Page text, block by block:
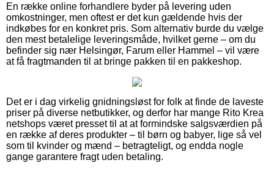
En række online forhandlere byder på levering uden
omkostninger, men oftest er det kun gældende hvis der
indkøbes for en konkret pris. Som alternativ burde du vælge
den mest betalelige leveringsmåde, hvilket gerne – om du
befinder sig nær Helsingør, Farum eller Hammel – vil være
at få fragtmanden til at bringe pakken til en pakkeshop.
Det er i dag virkelig gnidningsløst for folk at finde de laveste
priser på diverse netbutikker, og derfor har mange Rito Krea
netshops været presset til at at formindske salgsværdien på
en række af deres produkter – til børn og babyer, lige så vel
som til kvinder og mænd – betragteligt, og endda nogle
gange garantere fragt uden betaling.